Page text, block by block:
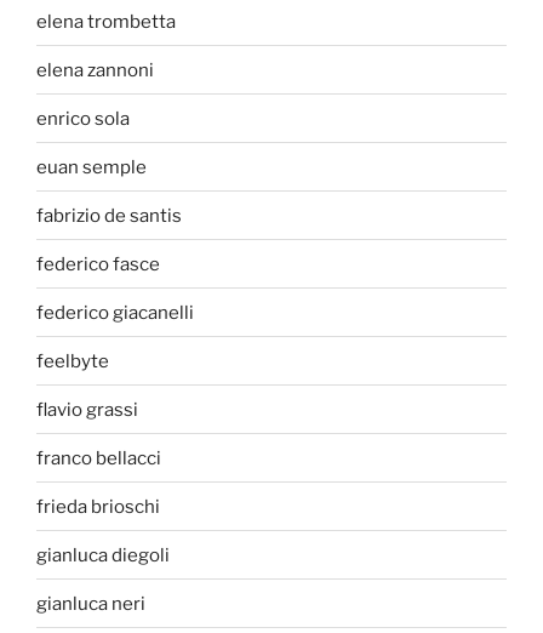
elena trombetta
elena zannoni
enrico sola
euan semple
fabrizio de santis
federico fasce
federico giacanelli
feelbyte
flavio grassi
franco bellacci
frieda brioschi
gianluca diegoli
gianluca neri